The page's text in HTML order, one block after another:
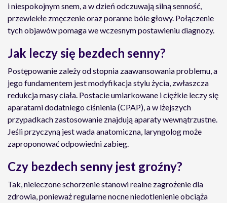
i niespokojnym snem, a w dzień odczuwają silną senność,
przewlekłe zmęczenie oraz poranne bóle głowy. Połączenie
tych objawów pomaga we wczesnym postawieniu diagnozy.
Jak leczy się bezdech senny?
Postępowanie zależy od stopnia zaawansowania problemu, a
jego fundamentem jest modyfikacja stylu życia, zwłaszcza
redukcja masy ciała. Postacie umiarkowane i ciężkie leczy się
aparatami dodatniego ciśnienia (CPAP), a w lżejszych
przypadkach zastosowanie znajdują aparaty wewnątrzustne.
Jeśli przyczyną jest wada anatomiczna, laryngolog może
zaproponować odpowiedni zabieg.
Czy bezdech senny jest groźny?
Tak, nieleczone schorzenie stanowi realne zagrożenie dla
zdrowia, ponieważ regularne nocne niedotlenienie obciąża